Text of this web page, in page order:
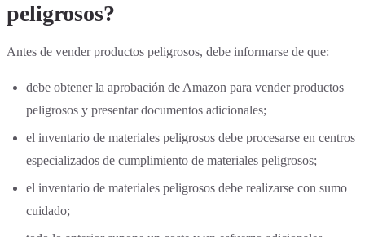
peligrosos?
Antes de vender productos peligrosos, debe informarse de que:
debe obtener la aprobación de Amazon para vender productos
peligrosos y presentar documentos adicionales;
el inventario de materiales peligrosos debe procesarse en centros
especializados de cumplimiento de materiales peligrosos;
el inventario de materiales peligrosos debe realizarse con sumo
cuidado;